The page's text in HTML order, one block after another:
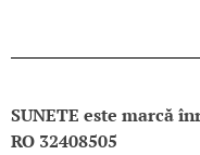
SUNETE este marcă
RO 32408505